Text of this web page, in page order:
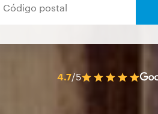
4.7/5